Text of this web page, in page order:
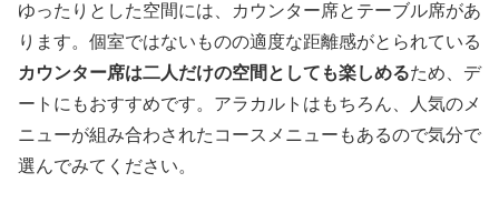
ゆったりとした空間には、カウンター席とテーブル席があ
ります。個室ではないものの適度な距離感がとられている
カウンター席は二人だけの空間としても楽しめるため、デ
ートにもおすすめです。アラカルトはもちろん、人気のメ
ニューが組み合わされたコースメニューもあるので気分で
選んでみてください。